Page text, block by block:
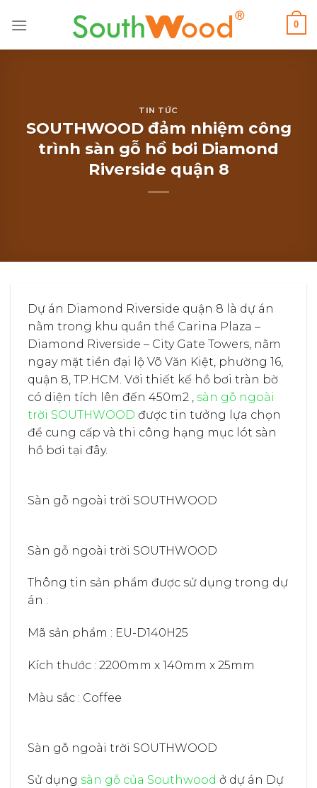
0
TIN TỨC
SOUTHWOOD đảm nhiệm công
trình sàn gỗ hồ bơi Diamond
Riverside quận 8
Dự án Diamond Riverside quận 8 là dự án
nằm trong khu quần thể Carina Plaza –
Diamond Riverside – City Gate Towers, nằm
ngay mặt tiền đại lộ Võ Văn Kiệt, phường 16,
quận 8, TP.HCM. Với thiết kế hồ bơi tràn bờ
có diện tích lên đến 450m2 , sàn gỗ ngoài
trời SOUTHWOOD được tin tưởng lựa chọn
để cung cấp và thi công hạng mục lót sàn
hồ bơi tại đây.
Sàn gỗ ngoài trời SOUTHWOOD
Sàn gỗ ngoài trời SOUTHWOOD
Thông tin sản phẩm được sử dụng trong dự
án :
Mã sản phẩm : EU-D140H25
Kích thước : 2200mm x 140mm x 25mm
Màu sắc : Coffee
Sàn gỗ ngoài trời SOUTHWOOD
Sử dụng sàn gỗ của Southwood ở dự án Dự